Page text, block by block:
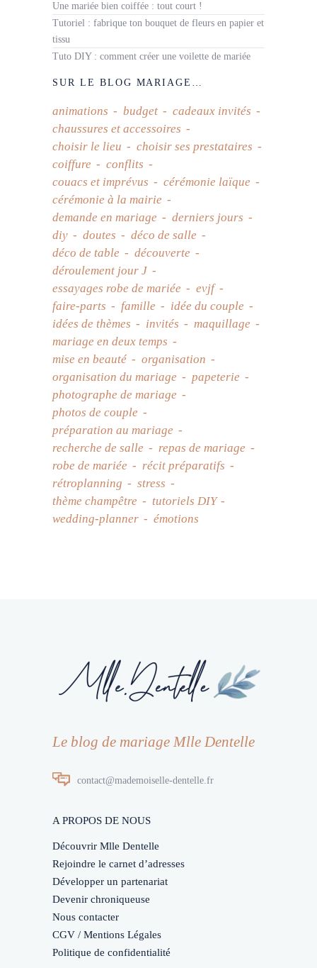
Une mariée bien coiffée : tout court !
Tutoriel : fabrique ton bouquet de fleurs en papier et
tissu
Tuto DIY : comment créer une voilette de mariée
SUR LE BLOG MARIAGE…
animations budget
cadeaux invités
chaussures et accessoires
choisir le lieu
choisir ses prestataires
coiffure
conflits
couacs et imprévus
cérémonie laïque
cérémonie à la mairie
demande en mariage
derniers jours
diy
doutes
déco de salle
déco de table
découverte
déroulement jour J
essayages robe de mariée
evjf
faire-parts
famille
idée du couple
idées de thèmes
invités
maquillage
mariage en deux temps
mise en beauté
organisation
organisation du mariage
papeterie
photographe de mariage
photos de couple
préparation au mariage
recherche de salle
repas de mariage
robe de mariée
récit préparatifs
rétroplanning
stress
thème champêtre
tutoriels DIY
wedding-planner
émotions
Le blog de mariage Mlle Dentelle
contact@mademoiselle-dentelle.fr
A PROPOS DE NOUS
Découvrir Mlle Dentelle
Rejoindre le carnet d’adresses
Développer un partenariat
Devenir chroniqueuse
Nous contacter
CGV / Mentions Légales
Politique de confidentialité